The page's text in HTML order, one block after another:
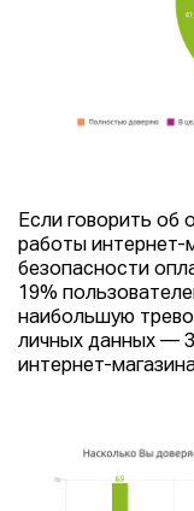
Если говорить об
работы интернет-
безопасности
19%
наибольшую
личных данных —
интернет-